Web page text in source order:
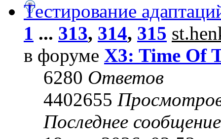
Тестирование
1 ... 313, 314, 315
в форуме X3: Time Of
6280 Ответов
4402655
Последнее